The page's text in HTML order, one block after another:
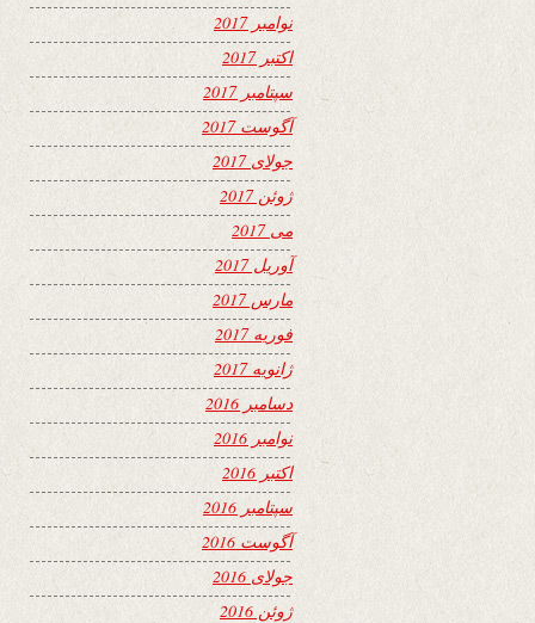
نوامبر 2017
اکتبر 2017
سپتامبر 2017
آگوست 2017
جولای 2017
ژوئن 2017
می 2017
آوریل 2017
مارس 2017
فوریه 2017
ژانویه 2017
دسامبر 2016
نوامبر 2016
اکتبر 2016
سپتامبر 2016
آگوست 2016
جولای 2016
ژوئن 2016